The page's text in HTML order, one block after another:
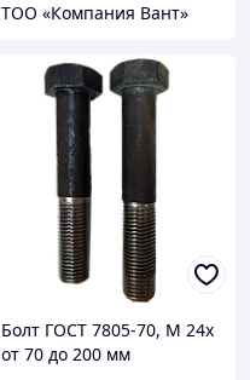
ТОО «Компания Вант»
Болт ГОСТ 7805-70, М 24х
от 70 до 200 мм